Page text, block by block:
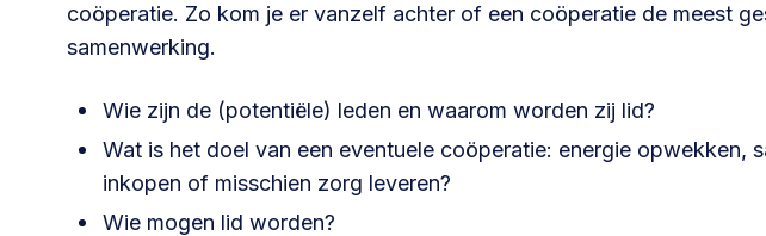
Vraag stellen
030 231
info@lsabewoners.nl
coöperatie. Zo kom je er vanzelf achter of een coöperatie de meest
samenwerking.
Wie zijn de (potentiële) leden en waarom worden zij lid?
Wat is het doel van een eventuele coöperatie: energie opwekken,
inkopen of misschien zorg leveren?
Wie mogen lid worden?